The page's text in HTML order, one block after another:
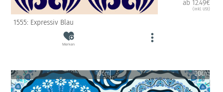
ab 12.49€
(inkl. USt)
1555: Expressiv Blau
Merken
10cm 20cm